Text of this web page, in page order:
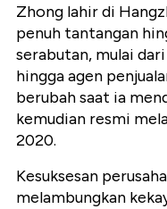
Zhong lahir di
penuh tantangan
serabutan, mulai
hingga agen
berubah saat ia
kemudian resmi
2020.
Kesuksesan
melambungkan